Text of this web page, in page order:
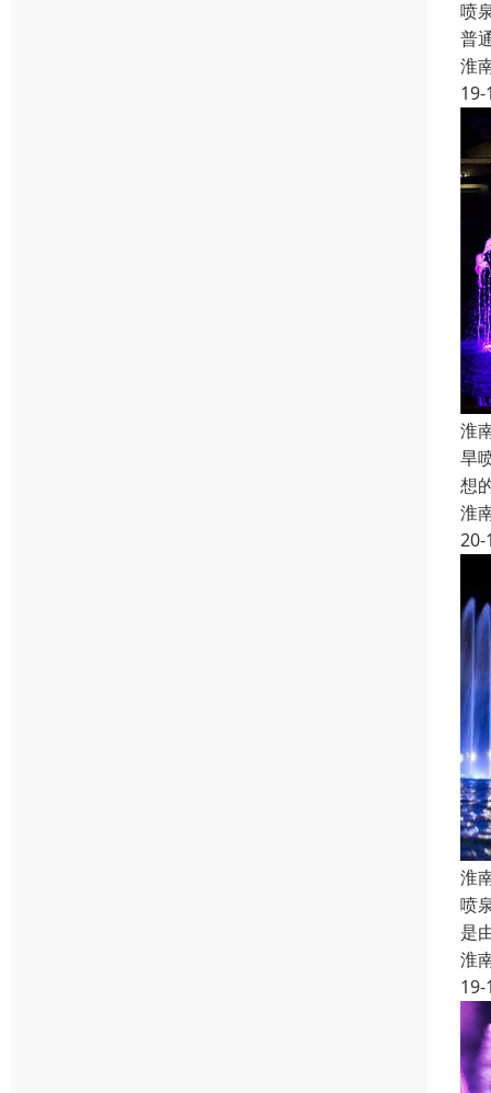
喷
普
淮
19-
淮
旱
想
淮
20-
淮
喷
是
淮
19-